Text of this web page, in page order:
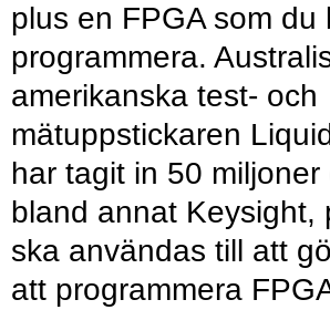
plus en FPGA som du
programmera.
amerikanska test- och
mätuppstickaren
har tagit in 50 miljoner
bland annat Keysight,
ska användas till att
att programmera